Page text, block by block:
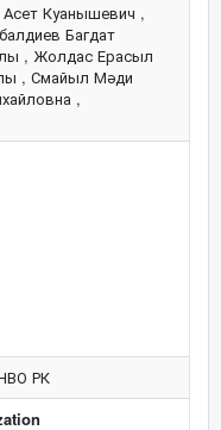
Куанышевич ,
Багдат
, Жолдас Ерасыл
, Смайыл Мәди
,
РК